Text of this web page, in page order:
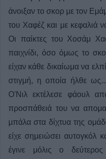
άνοιξαν το σκορ με τον
του Χαφέζ και με κεφαλιά
Οι παίκτες του Χοσάμ
παιχνίδι, όσο όμως το
είχαν κάθε δικαίωμα να
στιγμή, η οποία ήλθε
Ο'Νιλ εκτέλεσε φάουλ
προσπάθειά του να
μπάλα στα δίχτυα της
είχε σημειώσει αυτογκόλ
έγινε μόλις ο